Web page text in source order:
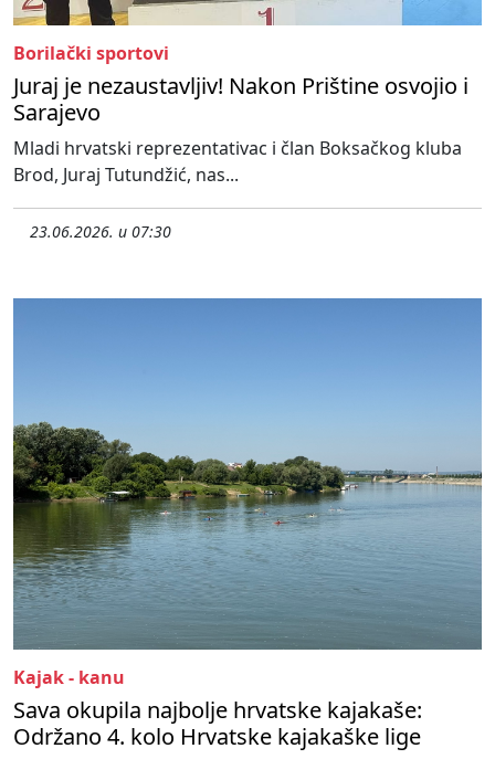
Borilački sportovi
Juraj je nezaustavljiv! Nakon Prištine osvojio i
Sarajevo
Mladi hrvatski reprezentativac i član Boksačkog kluba
Brod, Juraj Tutundžić, nas...
23.06.2026. u 07:30
Kajak - kanu
Sava okupila najbolje hrvatske kajakaše:
Održano 4. kolo Hrvatske kajakaške lige